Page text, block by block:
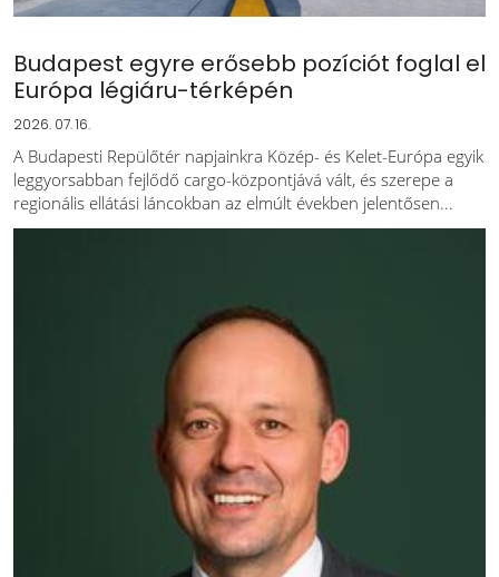
Budapest egyre erősebb pozíciót foglal el
Európa légiáru-térképén
2026. 07. 16.
A Budapesti Repülőtér napjainkra Közép- és Kelet-Európa egyik
leggyorsabban fejlődő cargo-központjává vált, és szerepe a
regionális ellátási láncokban az elmúlt években jelentősen...